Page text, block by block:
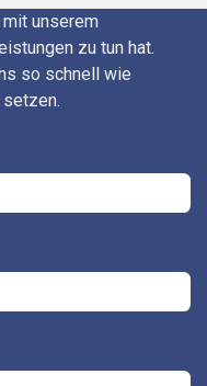
unserem
zu tun hat.
so schnell wie